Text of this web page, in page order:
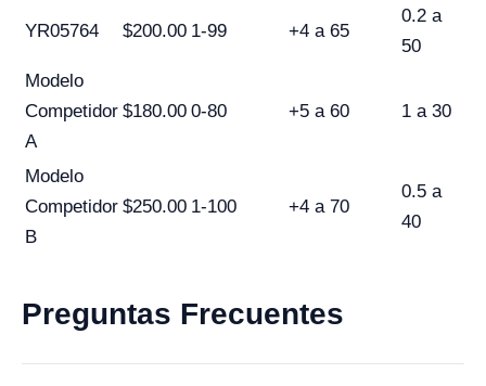
YR05764 $200.00 1-99 +4 a 65
0.2 a
50
Modelo
Competidor
A
$180.00 0-80 +5 a 60 1 a 30
Modelo
Competidor
B
$250.00 1-100 +4 a 70
0.5 a
40
Preguntas Frecuentes